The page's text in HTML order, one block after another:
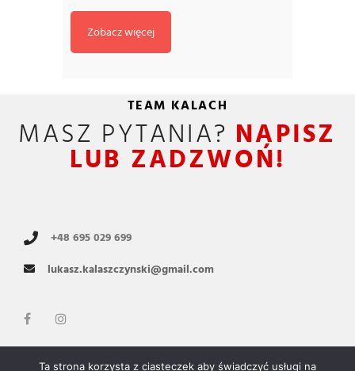
Zobacz więcej
TEAM KALACH
MASZ PYTANIA? NAPISZ
LUB ZADZWOŃ!
+48 695 029 699
lukasz.kalaszczynski@gmail.com
Ta strona korzysta z ciasteczek aby świadczyć usługi na